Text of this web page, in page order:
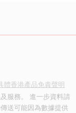
體香港產品免責聲明
服務。 進一步資料請
送可能因為數據提供